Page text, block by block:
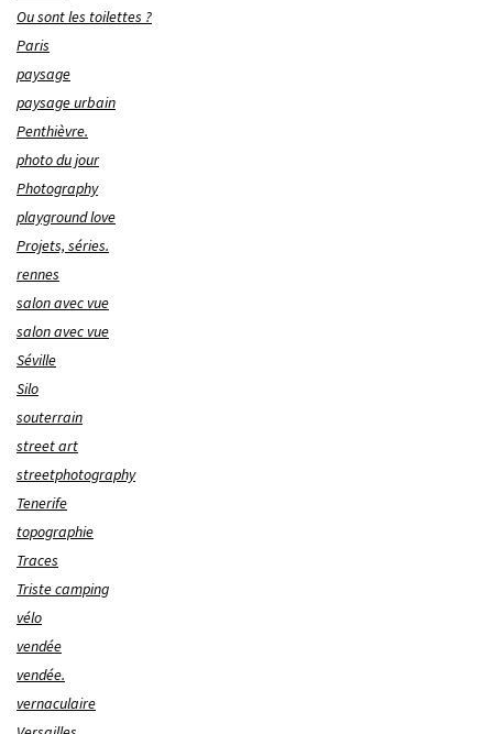
Ou sont les toilettes ?
Paris
paysage
paysage urbain
Penthièvre.
photo du jour
Photography
playground love
Projets, séries.
rennes
salon avec vue
salon avec vue
Séville
Silo
souterrain
street art
streetphotography
Tenerife
topographie
Traces
Triste camping
vélo
vendée
vendée.
vernaculaire